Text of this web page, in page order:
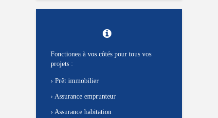
Fonctionea à vos côtés pour tous vos
projets :
› Prêt immobilier
› Assurance emprunteur
› Assurance habitation